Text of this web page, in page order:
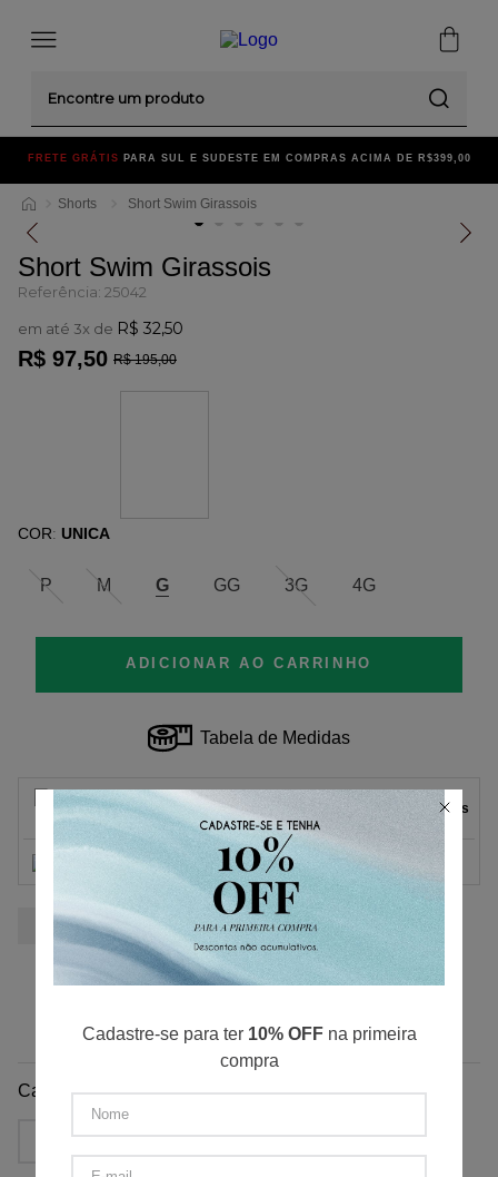
FRETE GRÁTIS PARA SUL E SUDESTE EM COMPRAS ACIMA DE R$399,00
Shorts Short Swim Girassois
Short Swim Girassois
Referência: 25042
em até 3x de R$ 32,50
R$ 97,50 R$ 195,00
P M G GG 3G 4G
COR: UNICA
ADICIONAR AO CARRINHO
Tabela de Medidas
Parcelas
R$ 97,50 sem juros.
sem juros.
de R$ 32,50 sem juros.
R$ 97,50
Avaliações
Carregando…
Mais recentes Todos
Cadastre-se para ter 10% OFFna primeira
compra